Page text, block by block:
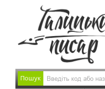
Пошук